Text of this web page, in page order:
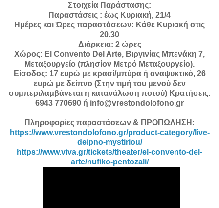
Στοιχεία Παράστασης:
Παραστάσεις : έως Κυριακή, 21/4
Ημέρες και Ώρες παραστάσεων: Κάθε Κυριακή στις
20.30
Διάρκεια: 2 ώρες
Χώρος: El Convento Del Arte, Βιργινίας Μπενάκη 7,
Μεταξουργείο (πλησίον Μετρό Μεταξουργείο).
Είσοδος: 17 ευρώ με κρασί/μπύρα ή αναψυκτικό, 26
ευρώ με δείπνο (Στην τιμή του μενού δεν
συμπεριλαμβάνεται η κατανάλωση ποτού) Κρατήσεις:
6943 770690 ή info@vrestondolofono.gr
Πληροφορίες παραστάσεων & ΠΡΟΠΩΛΗΣΗ:
https://www.vrestondolofono.gr/product-category/live-
deipno-mystiriou/
https://www.viva.gr/tickets/theater/el-convento-del-
arte/nufiko-pentozali/